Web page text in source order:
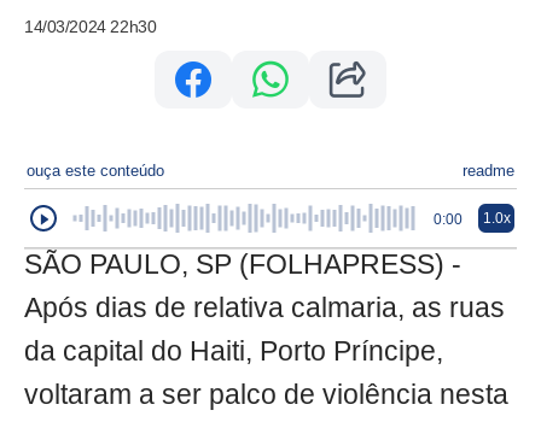
14/03/2024 22h30
ouça este conteúdo readme
0:00 1.0x
SÃO PAULO, SP (FOLHAPRESS) -
Após dias de relativa calmaria, as ruas
da capital do Haiti, Porto Príncipe,
voltaram a ser palco de violência nesta